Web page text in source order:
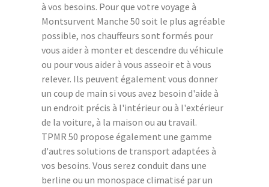
à vos besoins. Pour que votre voyage à
Montsurvent Manche 50 soit le plus agréable
possible, nos chauffeurs sont formés pour
vous aider à monter et descendre du véhicule
ou pour vous aider à vous asseoir et à vous
relever. Ils peuvent également vous donner
un coup de main si vous avez besoin d'aide à
un endroit précis à l'intérieur ou à l'extérieur
de la voiture, à la maison ou au travail.
TPMR 50 propose également une gamme
d'autres solutions de transport adaptées à
vos besoins. Vous serez conduit dans une
berline ou un monospace climatisé par un